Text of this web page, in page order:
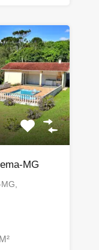
MG
M²